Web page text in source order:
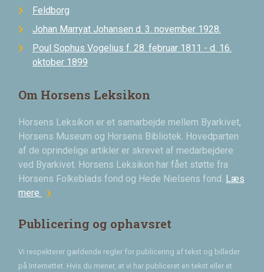
Feldborg
Johan Marryat Johansen d. 3. november 1928.
Poul Sophus Vogelius f. 28. februar 1811 - d. 16.
oktober 1899
Om Horsens Leksikon
Horsens Leksikon er et samarbejde mellem Byarkivet,
Horsens Museum og Horsens Bibliotek. Hovedparten
af de oprindelige artikler er skrevet af medarbejdere
ved Byarkivet. Horsens Leksikon har fået støtte fra
Horsens Folkeblads fond og Hede Nielsens fond. Læs
mere chevron_right
Publicering og ophavsret
Vi respekterer gældende regler for publicering af tekst og billeder
på Internettet. Hvis du mener, at vi har publiceret en tekst eller et